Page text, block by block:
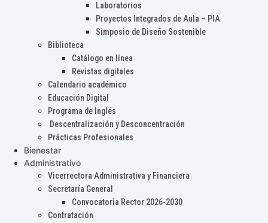
Laboratorios
Proyectos Integrados de Aula – PIA
Simposio de Diseño Sostenible
Biblioteca
Catálogo en línea
Revistas digitales
Calendario académico
Educación Digital
Programa de Inglés
Descentralización y Desconcentración
Prácticas Profesionales
Bienestar
Administrativo
Vicerrectora Administrativa y Financiera
Secretaría General
Convocatoria Rector 2026-2030
Contratación